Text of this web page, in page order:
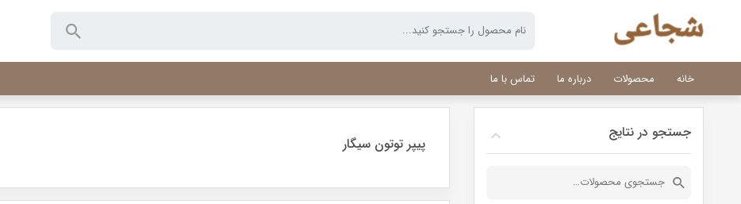
خانه محصولات درباره ما تماس با ما
پیپر توتون سیگار
جستجو در نتایج
جستجو